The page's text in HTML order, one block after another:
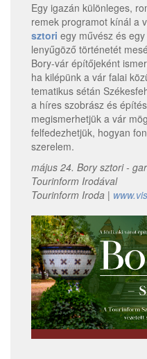
Egy igazán különleges,
remek programot kínál a
sztori egy művész és
lenyűgöző történetét
Bory-vár építőjeként
ha kilépünk a vár falai
tematikus sétán
a híres szobrász és
megismerhetjük a vár
felfedezhetjük, hogyan
szerelem.
május 24. Bory sztori -
Tourinform Irodával
Tourinform Iroda |